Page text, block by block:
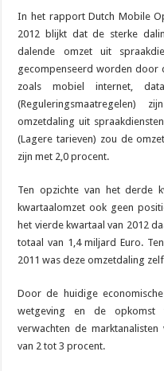
In het rapport Dutch Mobile
2012 blijkt dat de sterke
dalende omzet uit
gecompenseerd worden door
zoals mobiel internet,
omzetdaling uit
(Lagere tarieven) zou de
zijn met 2,0 procent.
Ten opzichte van het derde
kwartaalomzet ook geen
het vierde kwartaal van 2012
totaal van 1,4 miljard Euro.
2011 was deze omzetdaling
Door de huidige
wetgeving en de opkomst
verwachten de
van 2 tot 3 procent.